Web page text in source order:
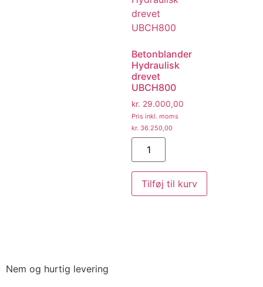
Betonblander
Hydraulisk
drevet
UBCH800
kr. 29.000,00
Pris inkl. moms
kr. 36.250,00
Tilføj til kurv
Nem og hurtig levering